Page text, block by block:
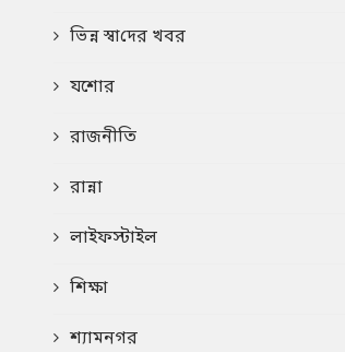
ভিন্ন স্বা‌দের খবর
যশোর
রাজনীতি
রান্না
লাইফস্টাইল
শিক্ষা
শ্যামনগর